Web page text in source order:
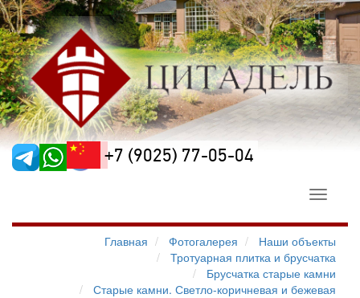
+7 (9025) 77-05-04
Toggle
Главная
Фотогалерея
Наши объекты
Тротуарная плитка и брусчатка
Брусчатка старые камни
Старые камни. Светло-коричневая и бежевая